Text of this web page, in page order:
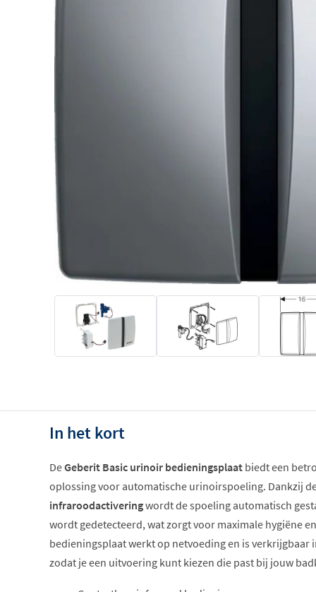
In het kort
DeGeberit Basic urinoir bedieningsplaat biedt een
oplossing voor automatische urinoirspoeling. Dankzij
infraroodactiveringwordt de spoeling automatisch
wordt gedetecteerd, wat zorgt voor maximale hygiëne
bedieningsplaat werkt op netvoeding en is verkrijgbaar
zodat je een uitvoering kunt kiezen die past bij jouw